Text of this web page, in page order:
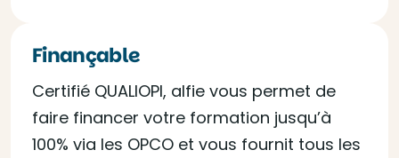
Finançable
Certifié QUALIOPI, alfie vous permet de
faire financer votre formation jusqu’à
100% via les OPCO et vous fournit tous les